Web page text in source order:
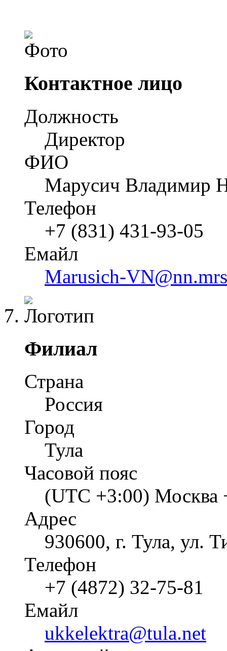
Контактное лицо
Должность
Директор
ФИО
Марусич Владимир
Телефон
+7 (831) 431-93-05
Емайл
Marusich-
Филиал
Страна
Россия
Город
Тула
Часовой пояс
(UTC +3:00) Москва
Адрес
930600, г. Тула, ул.
Телефон
+7 (4872) 32-75-81
Емайл
ukkelektra@tula.net